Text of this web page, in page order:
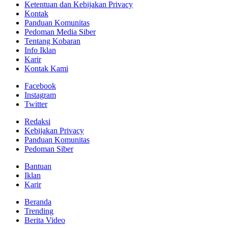
Ketentuan dan Kebijakan Privacy
Kontak
Panduan Komunitas
Pedoman Media Siber
Tentang Kobaran
Info Iklan
Karir
Kontak Kami
Facebook
Instagram
Twitter
Redaksi
Kebijakan Privacy
Panduan Komunitas
Pedoman Siber
Bantuan
Iklan
Karir
Beranda
Trending
Berita Video